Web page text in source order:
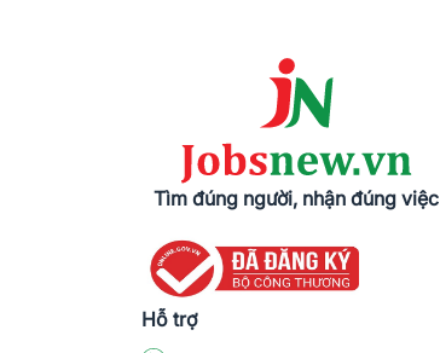
Tìm đúng người, nhận đúng việc
Hỗ trợ